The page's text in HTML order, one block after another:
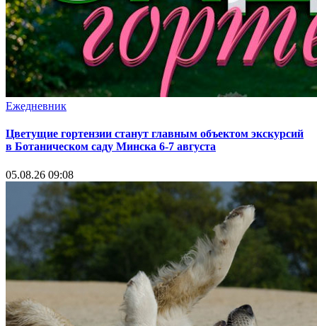
Ежедневник
Цветущие гортензии станут главным объектом экскурсий
в Ботаническом саду Минска 6-7 августа
05.08.26 09:08